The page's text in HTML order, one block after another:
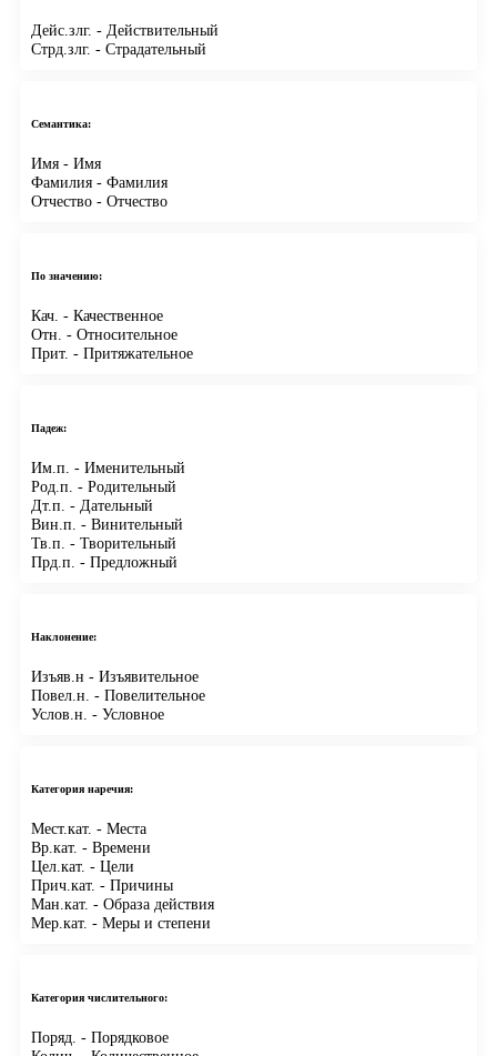
Дейс.злг. - Действительный
Стрд.злг. - Страдательный
Семантика:
Имя - Имя
Фамилия - Фамилия
Отчество - Отчество
По значению:
Кач. - Качественное
Отн. - Относительное
Прит. - Притяжательное
Падеж:
Им.п. - Именительный
Род.п. - Родительный
Дт.п. - Дательный
Вин.п. - Винительный
Тв.п. - Творительный
Прд.п. - Предложный
Наклонение:
Изъяв.н - Изъявительное
Повел.н. - Повелительное
Услов.н. - Условное
Категория наречия:
Мест.кат. - Места
Вр.кат. - Времени
Цел.кат. - Цели
Прич.кат. - Причины
Ман.кат. - Образа действия
Мер.кат. - Меры и степени
Категория числительного:
Поряд. - Порядковое